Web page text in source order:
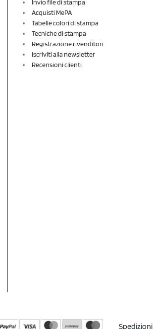
Invio file di stampa
Acquisti MePA
Tabelle colori di stampa
Tecniche di stampa
Registrazione rivenditori
Iscriviti alla newsletter
Recensioni clienti
Spedizioni